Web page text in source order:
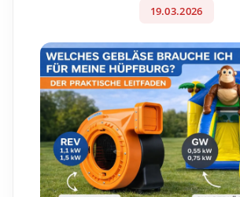
19.03.2026